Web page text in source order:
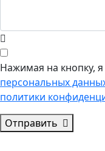
Нажимая на кнопку,
персональных
политики
Отправить